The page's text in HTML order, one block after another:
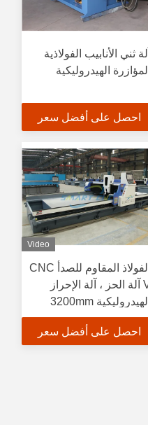
آلة ثني الأنابيب الفولاذية
المؤازرة الهيدروليكية
احصل على أفضل سعر
Video
الفولاذ المقاوم للصدأ CNC
V آلة الحز ، آلة الإحراز
الهيدروليكية 3200mm
احصل على أفضل سعر